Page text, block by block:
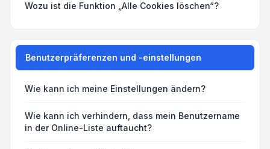
Wozu ist die Funktion „Alle Cookies löschen“?
Benutzerpräferenzen und -einstellungen
Wie kann ich meine Einstellungen ändern?
Wie kann ich verhindern, dass mein Benutzername
in der Online-Liste auftaucht?